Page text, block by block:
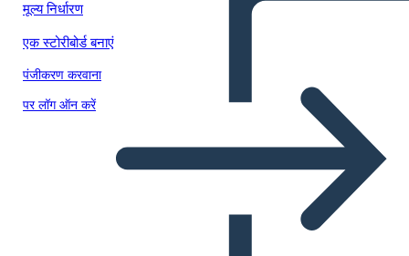
मूल्य निर्धारण
एक स्टोरीबोर्ड बनाएं
पंजीकरण करवाना
पर लॉग ऑन करें